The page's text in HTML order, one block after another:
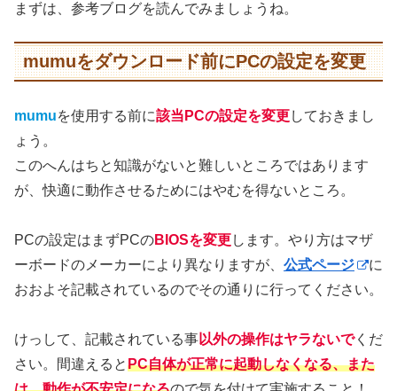
まずは、参考ブログを読んでみましょうね。
mumuをダウンロード前にPCの設定を変更
mumuを使用する前に該当PCの設定を変更しておきまし
ょう。
このへんはちと知識がないと難しいところではあります
が、快適に動作させるためにはやむを得ないところ。
PCの設定はまずPCのBIOSを変更します。やり方はマザ
ーボードのメーカーにより異なりますが、 公式ページ
に
おおよそ記載されているのでその通りに行ってください。
けっして、記載されている事以外の操作はヤラないでくだ
さい。間違えるとPC自体が正常に起動しなくなる、また